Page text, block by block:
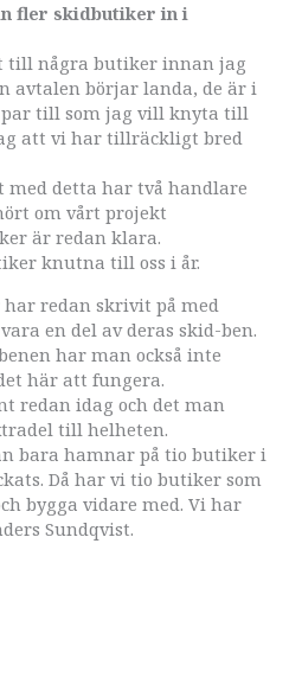
fler skidbutiker in i
till några butiker innan jag
avtalen börjar landa, de är i
till som jag vill knyta till
att vi har tillräckligt bred
med detta har två handlare
om vårt projekt
är redan klara.
knutna till oss i år.
redan skrivit på med
en del av deras skid-ben.
har man också inte
här att fungera.
redan idag och det man
till helheten.
bara hamnar på tio butiker i
Då har vi tio butiker som
bygga vidare med. Vi har
Sundqvist.